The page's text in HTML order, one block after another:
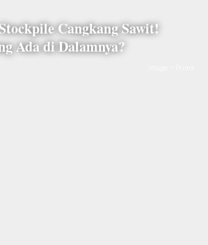
Cangkang Sawit!
Ada di Dalamnya?